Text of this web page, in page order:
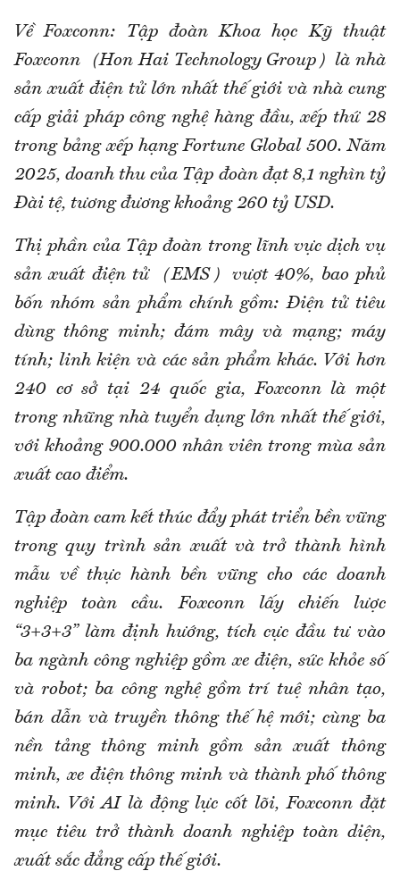
Về Foxconn: Tập đoàn Khoa học Kỹ thuật
Foxconn（Hon Hai Technology Group）là nhà
sản xuất điện tử lớn nhất thế giới và nhà cung
cấp giải pháp công nghệ hàng đầu, xếp thứ 28
trong bảng xếp hạng Fortune Global 500. Năm
2025, doanh thu của Tập đoàn đạt 8,1 nghìn tỷ
Đài tệ, tương đương khoảng 260 tỷ USD.
Thị phần của Tập đoàn trong lĩnh vực dịch vụ
sản xuất điện tử（EMS）vượt 40%, bao phủ
bốn nhóm sản phẩm chính gồm: Điện tử tiêu
dùng thông minh; đám mây và mạng; máy
tính; linh kiện và các sản phẩm khác. Với hơn
240 cơ sở tại 24 quốc gia, Foxconn là một
trong những nhà tuyển dụng lớn nhất thế giới,
với khoảng 900.000 nhân viên trong mùa sản
xuất cao điểm.
Tập đoàn cam kết thúc đẩy phát triển bền vững
trong quy trình sản xuất và trở thành hình
mẫu về thực hành bền vững cho các doanh
nghiệp toàn cầu. Foxconn lấy chiến lược
“3+3+3” làm định hướng, tích cực đầu tư vào
ba ngành công nghiệp gồm xe điện, sức khỏe số
và robot; ba công nghệ gồm trí tuệ nhân tạo,
bán dẫn và truyền thông thế hệ mới; cùng ba
nền tảng thông minh gồm sản xuất thông
minh, xe điện thông minh và thành phố thông
minh. Với AI là động lực cốt lõi, Foxconn đặt
mục tiêu trở thành doanh nghiệp toàn diện,
xuất sắc đẳng cấp thế giới.